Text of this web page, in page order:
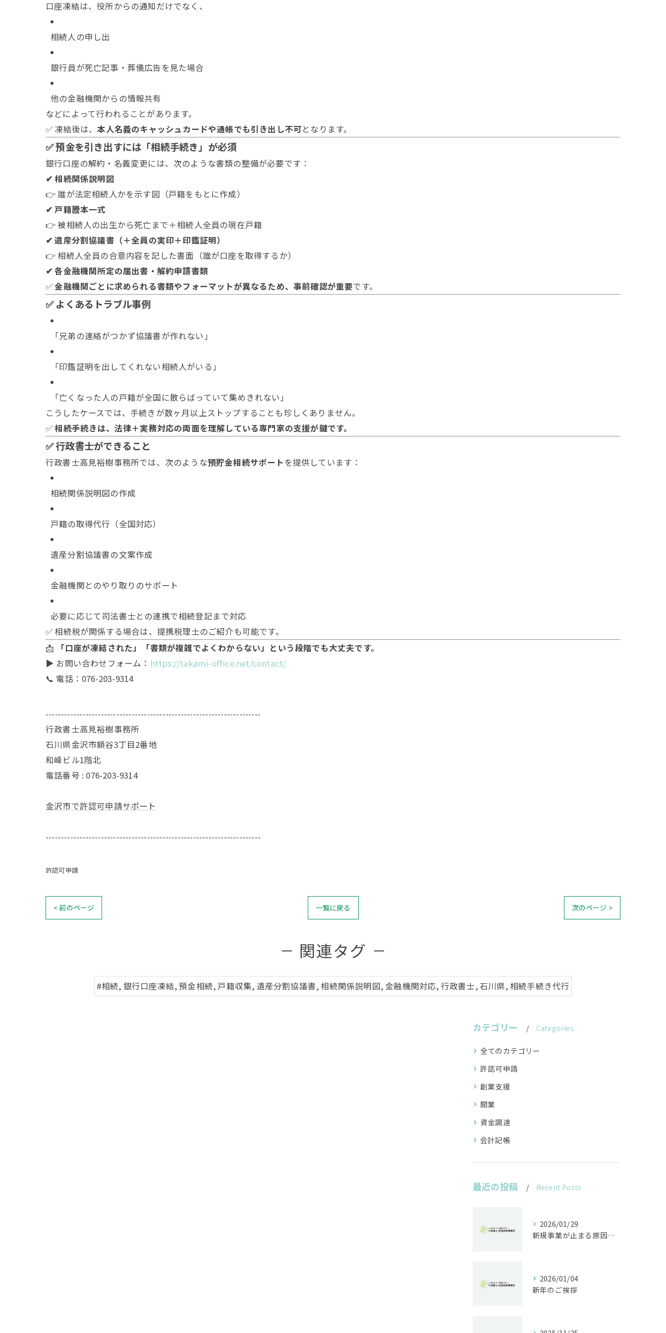
口座凍結は、役所からの通知だけでなく、
相続人の申し出
銀行員が死亡記事・葬儀広告を見た場合
他の金融機関からの情報共有
などによって行われることがあります。
✅ 凍結後は、本人名義のキャッシュカードや通帳でも引き出し不可となります。
✅ 預金を引き出すには「相続手続き」が必須
銀行口座の解約・名義変更には、次のような書類の整備が必要です：
✔ 相続関係説明図
👉 誰が法定相続人かを示す図（戸籍をもとに作成）
✔ 戸籍謄本一式
👉 被相続人の出生から死亡まで＋相続人全員の現在戸籍
✔ 遺産分割協議書（＋全員の実印＋印鑑証明）
👉 相続人全員の合意内容を記した書面（誰が口座を取得するか）
✔ 各金融機関所定の届出書・解約申請書類
✅金融機関ごとに求められる書類やフォーマットが異なるため、事前確認が重要です。
✅ よくあるトラブル事例
「兄弟の連絡がつかず協議書が作れない」
「印鑑証明を出してくれない相続人がいる」
「亡くなった人の戸籍が全国に散らばっていて集めきれない」
こうしたケースでは、手続きが数ヶ月以上ストップすることも珍しくありません。
✅相続手続きは、法律＋実務対応の両面を理解している専門家の支援が鍵です。
✅ 行政書士ができること
行政書士高見裕樹事務所では、次のような預貯金相続サポートを提供しています：
相続関係説明図の作成
戸籍の取得代行（全国対応）
遺産分割協議書の文案作成
金融機関とのやり取りのサポート
必要に応じて司法書士との連携で相続登記まで対応
✅ 相続税が関係する場合は、提携税理士のご紹介も可能です。
📩
「口座が凍結された」「書類が複雑でよくわからない」という段階でも大丈夫です。
▶ お問い合わせフォーム： https://takami-office.net/contact/
📞 電話：076-203-9314
----------------------------------------------------------------------
行政書士高見裕樹事務所
石川県金沢市額谷3丁目2番地
和峰ビル1階北
電話番号 : 076-203-9314
金沢市で許認可申請サポート
----------------------------------------------------------------------
許認可申請
< 前のページ 一覧に戻る 次のページ >
関連タグ
#相続, 銀行口座凍結, 預金相続, 戸籍収集, 遺産分割協議書, 相続関係説明図, 金融機関対応, 行政書士, 石川県, 相続手続き代行
カテゴリー Categories
全てのカテゴリー
許認可申請
創業支援
開業
資金調達
会計記帳
最近の投稿 Recent Posts
2026/01/29
新規事業が止まる原因は法規制｜開発前に行うべきリスク診断とは
2026/01/04
新年のご挨拶